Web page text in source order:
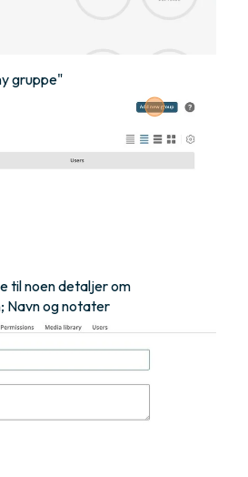
gruppe"
til noen detaljer om
Navn og notater